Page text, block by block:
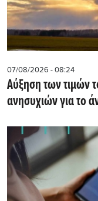
07/08/2026 - 08:24
Αύξηση των τιμών
ανησυχιών για το